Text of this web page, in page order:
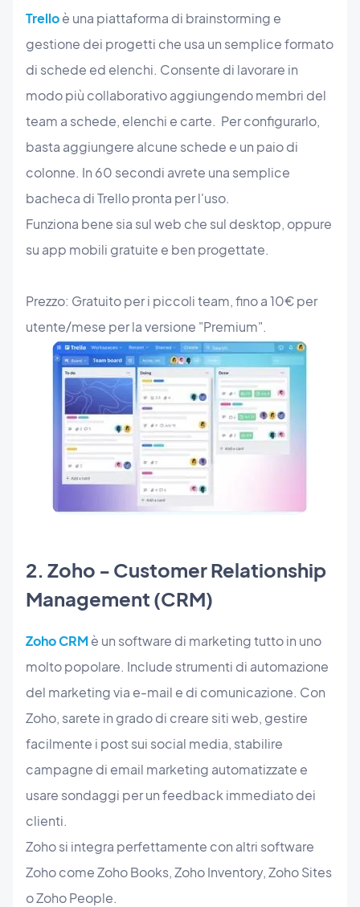
Trelloè una piattaforma di brainstorming e
gestione dei progetti che usa un semplice formato
di schede ed elenchi. Consente di lavorare in
modo più collaborativo aggiungendo membri del
team a schede, elenchi e carte. Per configurarlo,
basta aggiungere alcune schede e un paio di
colonne. In 60 secondi avrete una semplice
bacheca di Trello pronta per l'uso.
Funziona bene sia sul web che sul desktop, oppure
su app mobili gratuite e ben progettate.
Prezzo: Gratuito per i piccoli team, fino a 10€ per
utente/mese per la versione "Premium".
2. Zoho - Customer Relationship
Management (CRM)
Zoho CRMè un software di marketing tutto in uno
molto popolare. Include strumenti di automazione
del marketing via e-mail e di comunicazione. Con
Zoho, sarete in grado di creare siti web, gestire
facilmente i post sui social media, stabilire
campagne di email marketing automatizzate e
usare sondaggi per un feedback immediato dei
clienti.
Zoho si integra perfettamente con altri software
Zoho come Zoho Books, Zoho Inventory, Zoho Sites
o Zoho People.